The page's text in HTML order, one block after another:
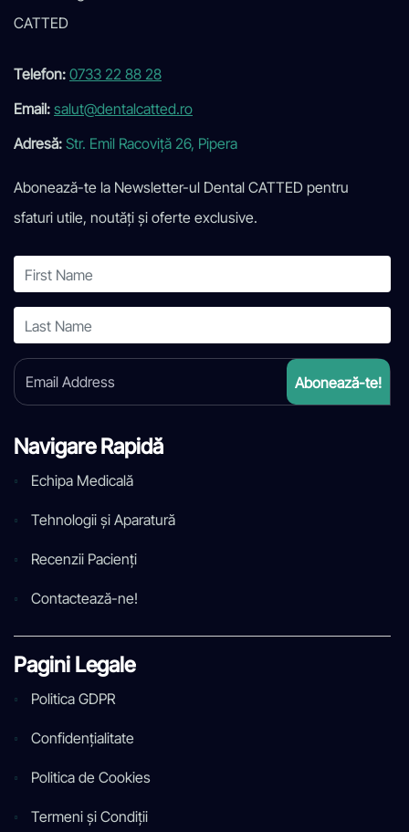
Telefon:0733 22 88 28
Email:salut@dentalcatted.ro
Adresă:Str. Emil Racoviță 26, Pipera
Abonează-te la Newsletter-ul Dental CATTED pentru
sfaturi utile, noutăți și oferte exclusive.
Navigare Rapidă
Echipa Medicală
Tehnologii și Aparatură
Recenzii Pacienți
Contactează-ne!
Pagini Legale
Politica GDPR
Confidențialitate
Politica de Cookies
Termeni și Condiții